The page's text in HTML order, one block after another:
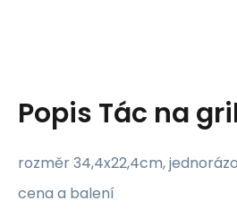
Popis Tác na
rozměr 34,4x22,4cm,
cena a balení